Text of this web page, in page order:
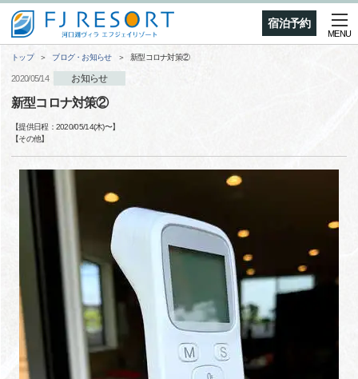
宿泊予約
MENU
トップ ブログ・お知らせ 新型コロナ対策②
2020/05/14 お知らせ
新型コロナ対策②
【提供日程： 2020/05/14(木)〜】
【その他】